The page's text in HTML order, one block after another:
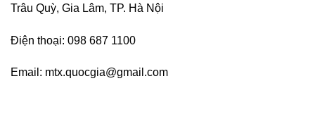
Trâu Quỳ, Gia Lâm, TP. Hà Nội
Điện thoại: 098 687 1100
Email: mtx.quocgia@gmail.com